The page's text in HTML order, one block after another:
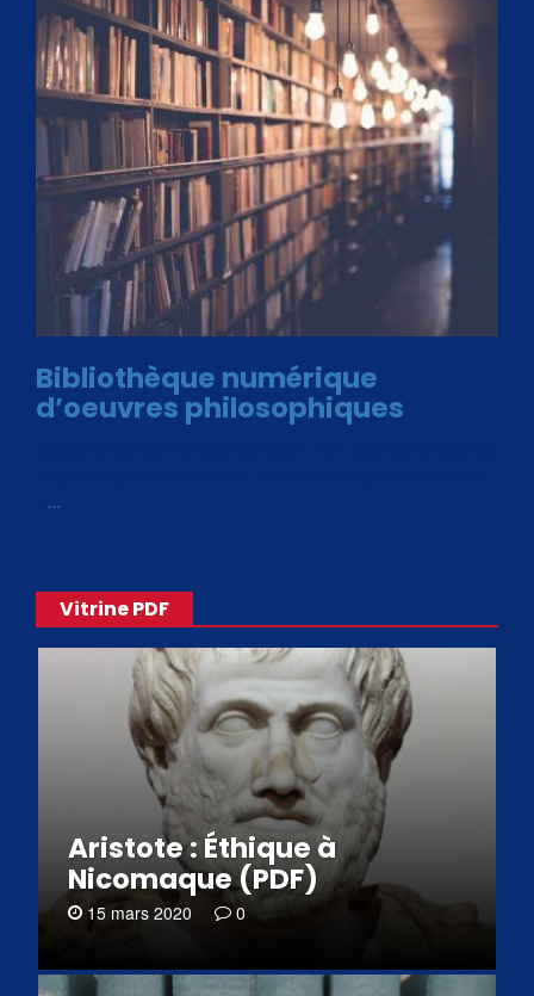
Bibliothèque numérique
d’oeuvres philosophiques
…
Vitrine PDF
Aristote : Éthique à
Nicomaque (PDF)
15 mars 2020 0